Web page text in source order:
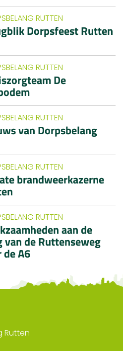
RUTTEN
Dorpsfeest Rutten
RUTTEN
De
RUTTEN
van Dorpsbelang
RUTTEN
brandweerkazerne
RUTTEN
aan de
van de Ruttenseweg
de A6
Rutten